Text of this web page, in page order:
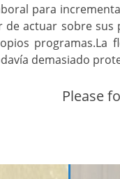
para
actuar sobre
demasiado
Please